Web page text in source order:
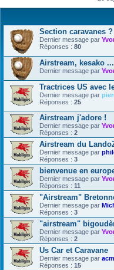
Section caravanes ?
Dernier message par
Réponses : 80
Airstream, kesako ...
Dernier message par
Tractrices US avec
Dernier message par
Réponses : 25
Airstream j'adore !
Dernier message par
Réponses : 2
Airstream du
Dernier message par
Réponses : 3
bienvenue en
Dernier message par
Réponses : 11
"Airstream"
Dernier message par
Réponses : 3
"airstream"
Dernier message par
Réponses : 2
Us Car et Caravane
Dernier message par
Réponses : 15